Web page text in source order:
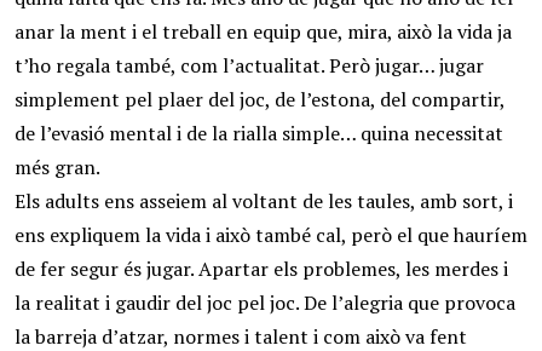
anar la ment i el treball en equip que, mira, això la vida ja
t’ho regala també, com l’actualitat. Però jugar… jugar
simplement pel plaer del joc, de l’estona, del compartir,
de l’evasió mental i de la rialla simple… quina necessitat
més gran.
Els adults ens asseiem al voltant de les taules, amb sort, i
ens expliquem la vida i això també cal, però el que hauríem
de fer segur és jugar. Apartar els problemes, les merdes i
la realitat i gaudir del joc pel joc. De l’alegria que provoca
la barreja d’atzar, normes i talent i com això va fent